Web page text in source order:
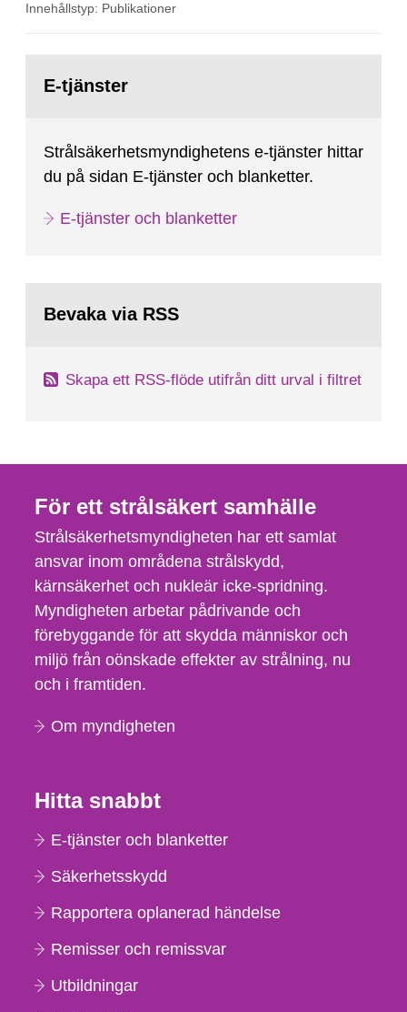
Innehållstyp: Publikationer
sida:E-tjänster
Strålsäkerhetsmyndighetens e-tjänster hittar
du på sidan E-tjänster och blanketter.
E-tjänster och blanketter
Bevaka via RSS
Skapa ett RSS-flöde utifrån ditt urval i filtret
För ett strålsäkert samhälle
Strålsäkerhetsmyndigheten har ett samlat
ansvar inom områdena strålskydd,
kärnsäkerhet och nukleär icke-spridning.
Myndigheten arbetar pådrivande och
förebyggande för att skydda människor och
miljö från oönskade effekter av strålning, nu
och i framtiden.
Om myndigheten
Hitta snabbt
E-tjänster och blanketter
Säkerhetsskydd
Rapportera oplanerad händelse
Remisser och remissvar
Utbildningar